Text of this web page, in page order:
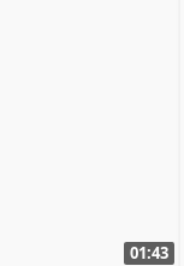
01:43